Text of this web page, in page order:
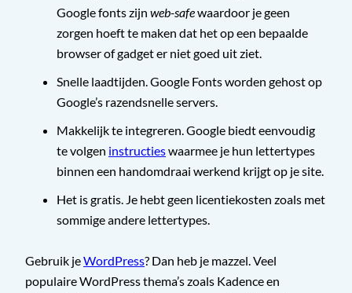
Google fonts zijn web-safewaardoor je geen
zorgen hoeft te maken dat het op een bepaalde
browser of gadget er niet goed uit ziet.
Snelle laadtijden. Google Fonts worden gehost op
Google’s razendsnelle servers.
Makkelijk te integreren. Google biedt eenvoudig
te volgen instructieswaarmee je hun lettertypes
binnen een handomdraai werkend krijgt op je site.
Het is gratis. Je hebt geen licentiekosten zoals met
sommige andere lettertypes.
Gebruik jeWordPress? Dan heb je mazzel. Veel
populaire WordPress thema’s zoals Kadence en